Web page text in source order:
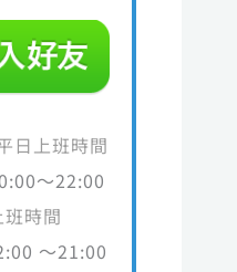
日上班時間
～22:00
時間
～21:00